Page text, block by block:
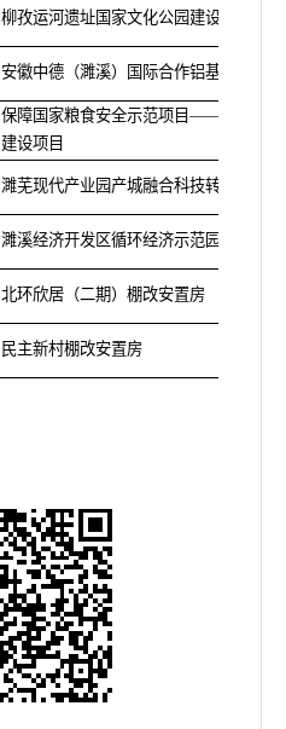
柳孜运河遗址国家文化公园建设项目
安徽中德（濉溪）国际合作铝基产业园
保障国家粮食安全示范项目——濉溪县农
建设项目
濉芜现代产业园产城融合科技转化配套
濉溪经济开发区循环经济示范园基础设
北环欣居（二期）棚改安置房
民主新村棚改安置房